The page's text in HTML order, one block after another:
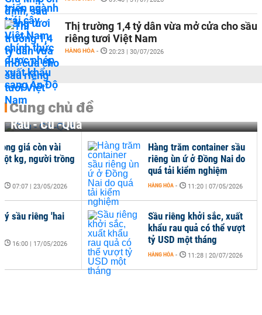
Thị trường 1,4 tỷ dân vừa mở cửa cho sầu
riêng tươi Việt Nam
HÀNG HÓA - 20:23 | 30/07/2026
Cùng chủ đề
Rau - Củ -Quả
Sầu riêng khởi sắc, xuất
khẩu rau quả có thể vượt
tỷ USD một tháng
HÀNG HÓA - 11:28 | 20/07/2026
giá còn vài
kg, người trồng
07:07 | 23/05/2026
lý sầu riêng 'hai
16:00 | 17/05/2026
Hàng trăm container sầu
riêng ùn ứ ở Đồng Nai do
quá tải kiểm nghiệm
HÀNG HÓA - 11:20 | 07/05/2026